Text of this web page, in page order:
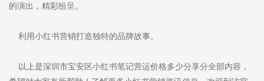
的演出，精彩纷呈。
利用小红书营销打造独特的品牌故事。
以上是深圳市宝安区小红书笔记营运价格多少分享分全部内容，